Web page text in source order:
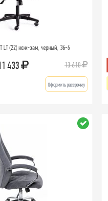
LT (22) кож-зам, черный, 36-6
433 13 610
Оформить рассрочку